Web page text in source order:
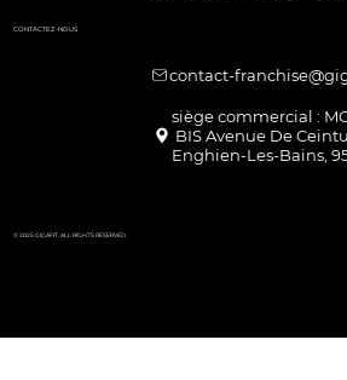
CONTACTEZ-NOUS
contact-
Enghien-Les-Bains,
© 2025 GIGAFIT. ALL RIGHTS RESERVED.